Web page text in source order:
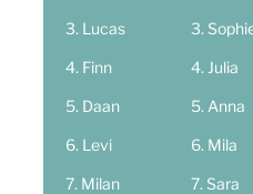
Lucas
Finn
Daan
Levi
Milan
Julia
Anna
Mila
Sara